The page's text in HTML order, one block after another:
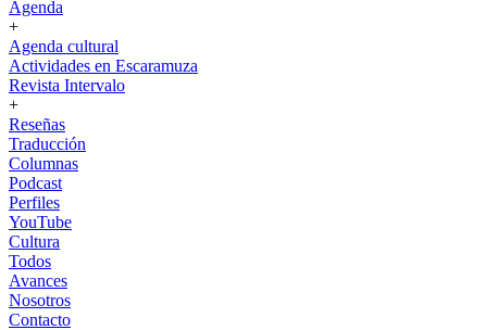
Agenda
+
Agenda cultural
Actividades en Escaramuza
Revista Intervalo
+
Reseñas
Traducción
Columnas
Podcast
Perfiles
YouTube
Cultura
Todos
Avances
Nosotros
Contacto